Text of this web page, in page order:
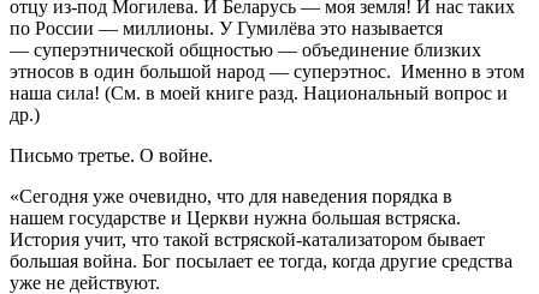
отцу из-под Могилева. И Беларусь — моя земля! И нас таких
по России — миллионы. У Гумилёва это называется
— суперэтнической общностью — объединение близких
этносов в один большой народ — суперэтнос. Именно в этом
наша сила! (См. в моей книге разд. Национальный вопрос и
др.)
Письмо третье. О войне.
«Сегодня уже очевидно, что для наведения порядка в
нашем государстве и Церкви нужна большая встряска.
История учит, что такой встряской-катализатором бывает
большая война. Бог посылает ее тогда, когда другие средства
уже не действуют.